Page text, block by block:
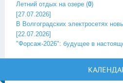
Летний отдых на озере (0)
[27.07.2026]
В Волгоградских электросетях
[22.07.2026]
"Форсаж-2026": будущее в